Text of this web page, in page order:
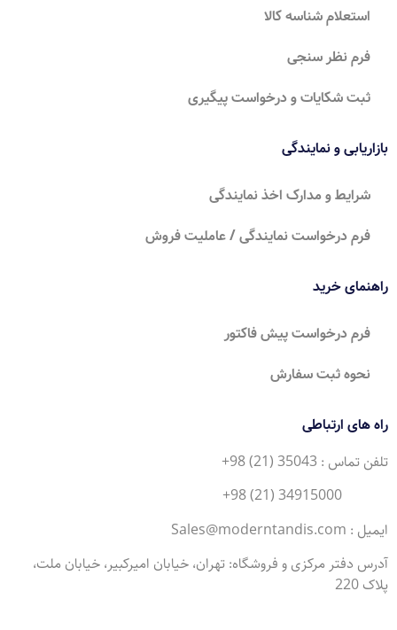
استعلام شناسه کالا
فرم نظر سنجی
ثبت شکایات و درخواست پیگیری
بازاریابی و نمایندگی
شرایط و مدارک اخذ نمایندگی
فرم درخواست نمایندگی / عاملیت فروش
راهنمای خرید
فرم درخواست پیش فاکتور
نحوه ثبت سفارش
راه های ارتباطی
تلفن تماس : 35043 (21) 98+
ایمیل : Sales@moderntandis.com
آدرس دفتر مرکزی و فروشگاه: تهران، خیابان امیرکبیر، خیابان ملت،
پلاک 220